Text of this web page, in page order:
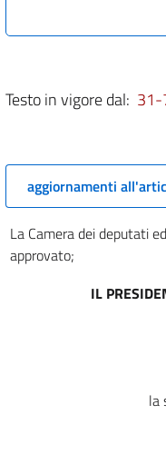
Testo in vigore dal:
aggiornamenti
La Camera dei deputati
approvato;
IL
la